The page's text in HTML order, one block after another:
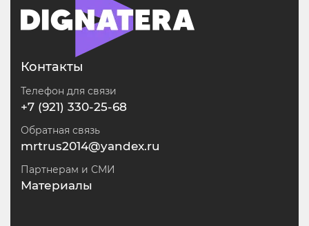
Контакты
Телефон для связи
+7 (921) 330-25-68
Обратная связь
mrtrus2014@yandex.ru
Партнерам и СМИ
Материалы